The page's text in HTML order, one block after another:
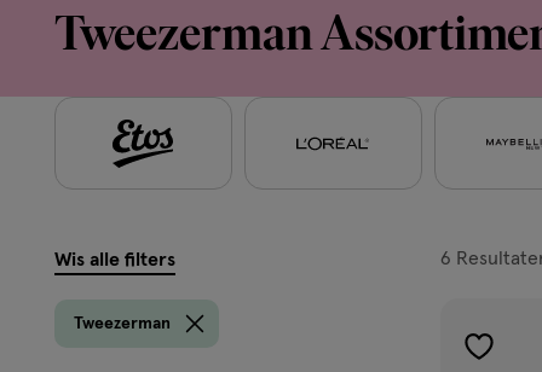
ga
naar
footer
hier:
Tweezerman
filters
Wis alle filters
Tweezerman
6